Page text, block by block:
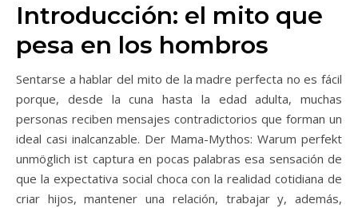
Introducción: el mito que
pesa en los hombros
Sentarse a hablar del mito de la madre perfecta no es fácil
porque, desde la cuna hasta la edad adulta, muchas
personas reciben mensajes contradictorios que forman un
ideal casi inalcanzable. Der Mama-Mythos: Warum perfekt
unmöglich ist captura en pocas palabras esa sensación de
que la expectativa social choca con la realidad cotidiana de
criar hijos, mantener una relación, trabajar y, además,